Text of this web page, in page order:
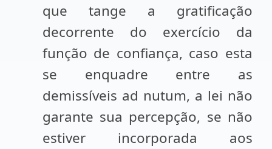
que tange a gratificação
decorrente do exercício da
função de confiança, caso esta
se enquadre entre as
demissíveis ad nutum, a lei não
garante sua percepção, se não
estiver incorporada aos